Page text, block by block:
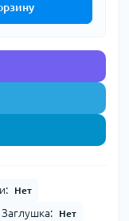
Нет
Заглушка: Нет